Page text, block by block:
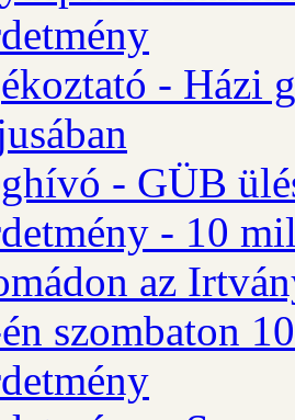
- Házi
- GÜB
- 10
az
szombaton